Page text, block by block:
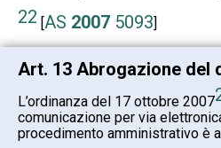
22 [AS 2007 5093]
Art. 13 Abrogazione del
L’ordinanza del 17 ottobre 2007
comunicazione per via
procedimento amministrativo è